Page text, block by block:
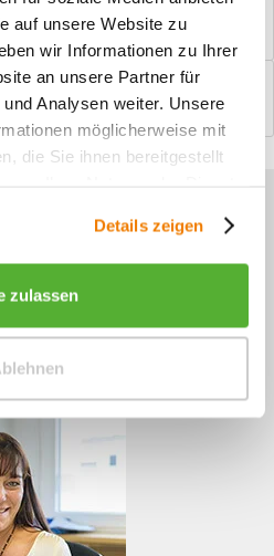
auf unsere Website zu
wir Informationen zu Ihrer
an unsere Partner für
Analysen weiter. Unsere
möglicherweise mit
die Sie ihnen bereitgestellt
Details zeigen
zulassen
Bildschirm konfigurieren und
und diskutieren...mehr
zu unseren
Mo - Do, 09:00 - 16:00 Uhr
und Fr, 09:00 - 13:00 Uhr